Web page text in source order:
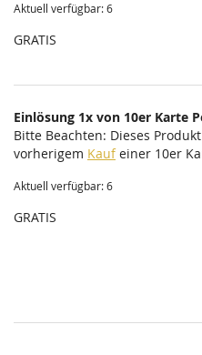
Aktuell verfügbar: 6
GRATIS
Einlösung 1x von 10er Karte
Bitte Beachten: Dieses
vorherigem Kaufeiner 10er
Aktuell verfügbar: 6
GRATIS